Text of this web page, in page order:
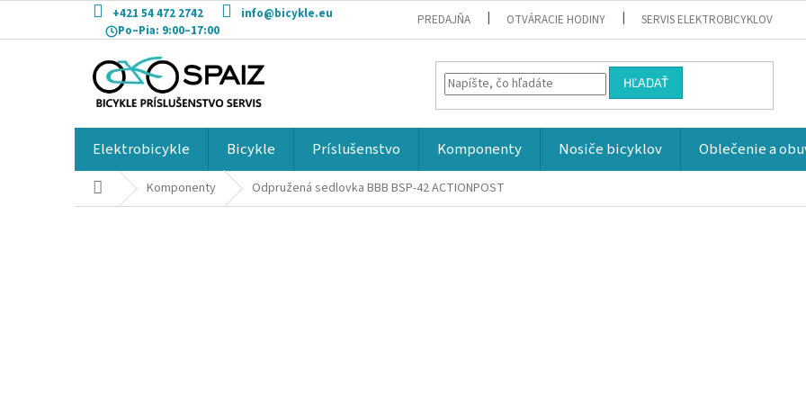
obsah
+421 54 472 2742
info@bicykle.eu
Po–Pia: 9:00–17:00
PREDAJŇA OTVÁRACIE HODINY SERVIS ELEKTROBICYKLOV
HĽADAŤ
Elektrobicykle Bicykle Príslušenstvo Komponenty Nosiče bicyklov Oblečenie a
DomovKomponenty Odpružená sedlovka BBB BSP-42 ACTIONPOST